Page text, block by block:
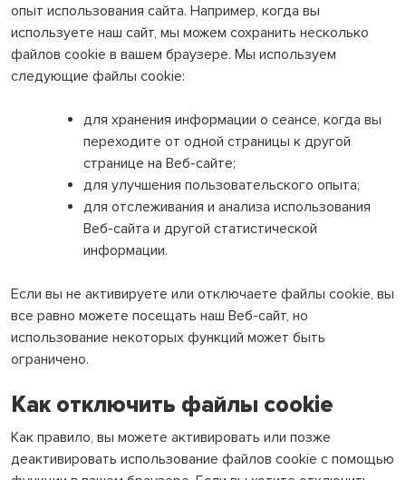
опыт использования сайта. Например, когда вы
используете наш сайт, мы можем сохранить несколько
файлов cookie в вашем браузере. Мы используем
следующие файлы cookie:
для хранения информации о сеансе, когда вы
переходите от одной страницы к другой
странице на Веб-сайте;
для улучшения пользовательского опыта;
для отслеживания и анализа использования
Веб-сайта и другой статистической
информации.
Если вы не активируете или отключаете файлы cookie, вы
все равно можете посещать наш Веб-сайт, но
использование некоторых функций может быть
ограничено.
Как отключить файлы cookie
Как правило, вы можете активировать или позже
деактивировать использование файлов cookie с помощью